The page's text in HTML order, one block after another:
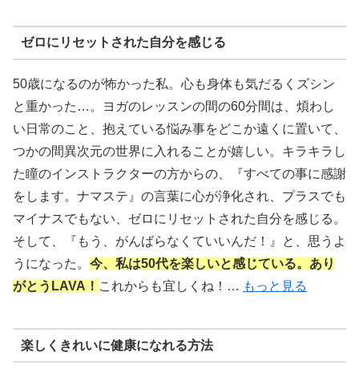
ゼロにリセットされた自分を感じる
50歳になるのが怖かった私。心も身体も気だるくズシン
と重かった…。ヨガのレッスンの間の60分間は、煩わし
い日常のこと、抱えている悩み事をどこか遠くに置いて、
つかの間異次元の世界に入れることが嬉しい。キラキラし
た瞳のインストラクターの方からの、『すべての事に感謝
をします。ナマステ』の言葉に心が浄化され、プラスでも
マイナスでもない、ゼロにリセットされた自分を感じる。
そして、『もう、がんばらなくていいんだ！』と、思うよ
うになった。 今、私は50代を楽しいと感じている。あり
がとうLAVA！ これからも宜しくね！… もっと見る
楽しくきれいに健康になれる方法